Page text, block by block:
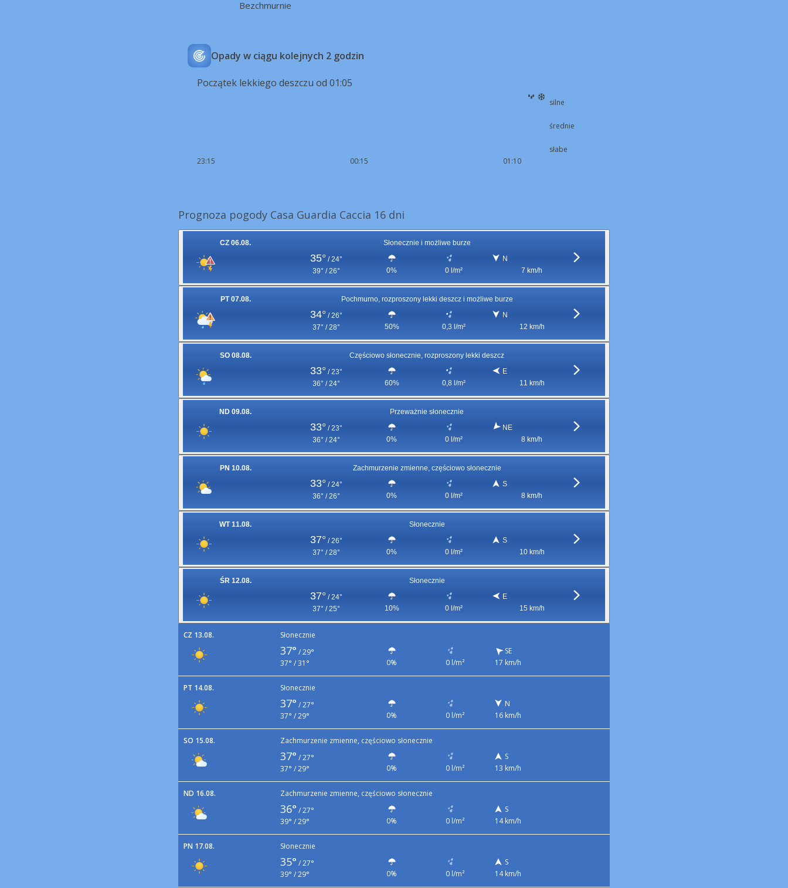
Bezchmurnie
Opady w ciągu kolejnych 2 godzin
Początek lekkiego deszczu od 01:05
23:15 00:15 01:10
silne
średnie
słabe
Prognoza pogody Casa Guardia Caccia 16 dni
CZ 06.08. Słonecznie i możliwe burze
35° / 24°
39° / 26°
0% 0 l/m²
N
7 km/h
PT 07.08. Pochmurno, rozproszony lekki deszcz i możliwe burze
34° / 26°
37° / 28°
50% 0,3 l/m²
N
12 km/h
SO 08.08. Częściowo słonecznie, rozproszony lekki deszcz
33° / 23°
36° / 24°
60% 0,8 l/m²
E
11 km/h
ND 09.08. Przeważnie słonecznie
33° / 23°
36° / 24°
0% 0 l/m²
NE
8 km/h
PN 10.08. Zachmurzenie zmienne, częściowo słonecznie
33° / 24°
36° / 26°
0% 0 l/m²
S
8 km/h
WT 11.08. Słonecznie
37° / 26°
37° / 28°
0% 0 l/m²
S
10 km/h
ŚR 12.08. Słonecznie
37° / 24°
37° / 25°
10% 0 l/m²
E
15 km/h
CZ 13.08. Słonecznie
37° /29°
37° / 31°
0% 0 l/m²
SE
17 km/h
PT 14.08. Słonecznie
37° /27°
37° / 29°
0% 0 l/m²
N
16 km/h
SO 15.08. Zachmurzenie zmienne, częściowo słonecznie
37° /27°
37° / 29°
0% 0 l/m²
S
13 km/h
ND 16.08. Zachmurzenie zmienne, częściowo słonecznie
36° /27°
39° / 29°
0% 0 l/m²
S
14 km/h
PN 17.08. Słonecznie
35° /27°
39° / 29°
0% 0 l/m²
S
14 km/h